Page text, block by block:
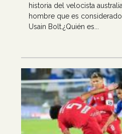
historia del velocista
hombre que es
Usain Bolt.¿Quién es...